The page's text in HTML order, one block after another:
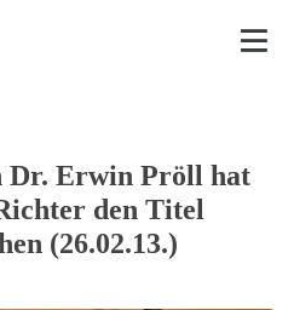
Dr. Erwin Pröll hat
den Titel
(26.02.13.)